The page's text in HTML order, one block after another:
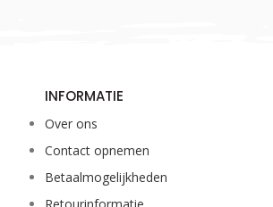
INFORMATIE
Over ons
Contact opnemen
Betaalmogelijkheden